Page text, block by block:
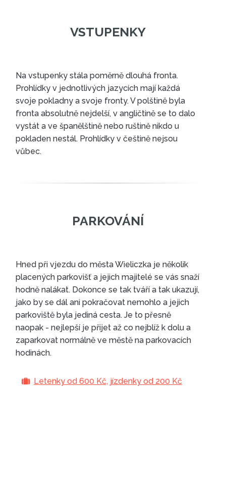
Na vstupenky stála poměrně dlouhá fronta.
Prohlídky v jednotlivých jazycích mají každá
svoje pokladny a svoje fronty. V polštině byla
fronta absolutně nejdelší, v angličtině se to dalo
vystát a ve španělštině nebo ruštině nikdo u
pokladen nestál. Prohlídky v češtině nejsou
vůbec.
Hned při vjezdu do města Wieliczka je několik
placených parkovišť a jejich majitelé se vás snaží
hodně nalákat. Dokonce se tak tváří a tak ukazují,
jako by se dál ani pokračovat nemohlo a jejich
parkoviště byla jediná cesta. Je to přesně
naopak - nejlepší je přijet až co nejblíž k dolu a
zaparkovat normálně ve městě na parkovacích
hodinách.
Letenky od 600 Kč, jízdenky od 200 Kč